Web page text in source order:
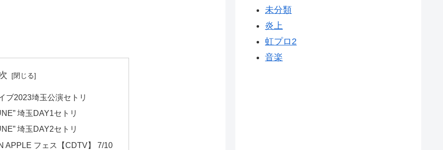
ブ2023埼玉公演セトリ
埼玉DAY1セトリ
埼玉DAY2セトリ
フェス【CDTV】 7/10
未分類
炎上
虹プロ2
音楽